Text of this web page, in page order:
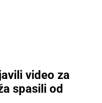
video za
spasili od